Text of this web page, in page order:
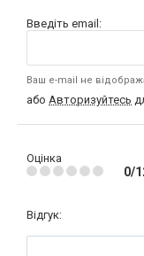
Введіть email:
Ваш e-mail не
або Авторизуйтесь
Оцінка
0/
Відгук: